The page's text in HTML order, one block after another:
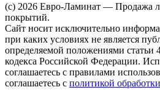
(c) 2026 Евро-Ламинат — Продажа
покрытий.
Сайт носит исключительно
при каких условиях не является
определяемой положениями статьи
кодекса Российской Федерации.
соглашаетесь с правилами
соглашаетесь с политикой